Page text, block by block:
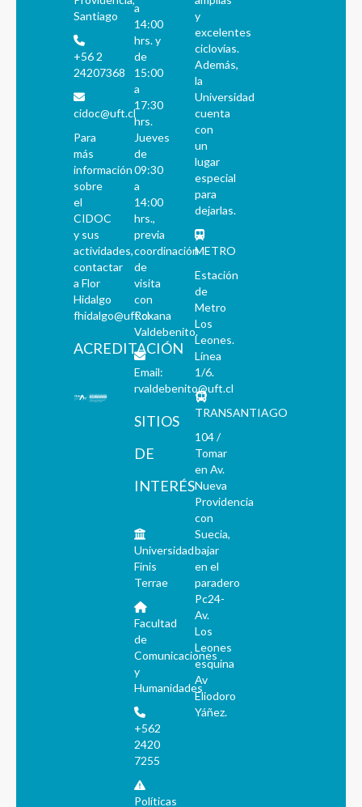
Santiago
+56 2
24207368
cidoc@uft.cl
Para
más
información
sobre
el
CIDOC
y sus
actividades,
contactar
a Flor
Hidalgo
fhidalgo@uft.cl
ACREDITACIÓN
a
14:00
hrs. y
de
15:00
a
17:30
hrs.
Jueves
de
09:30
a
14:00
hrs.,
previa
coordinación
de
visita
con
Roxana
Valdebenito.
Email:
rvaldebenito@uft.cl
SITIOS
DE
INTERÉS
Universidad
Finis
Terrae
Facultad
de
Comunicaciones
y
Humanidades
+562
2420
7255
Políticas
y
excelentes
ciclovías.
Además,
la
Universidad
cuenta
con
un
lugar
especial
para
dejarlas.
METRO
Estación
de
Metro
Los
Leones.
Línea
1/6.
TRANSANTIAGO
104 /
Tomar
en Av.
Nueva
Providencia
con
Suecia,
bajar
en el
paradero
Pc24-
Av.
Los
Leones
esquina
Av
Eliodoro
Yáñez.